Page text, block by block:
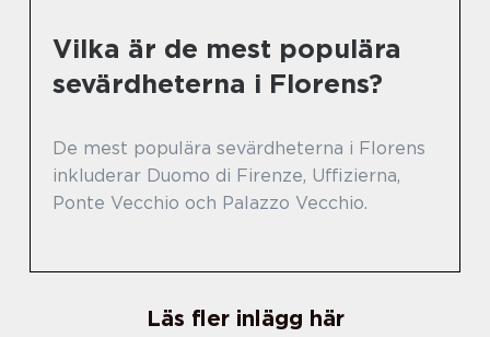
Vilka är de mest populära
sevärdheterna i Florens?
De mest populära sevärdheterna i Florens
inkluderar Duomo di Firenze, Uffizierna,
Ponte Vecchio och Palazzo Vecchio.
Läs fler inlägg här